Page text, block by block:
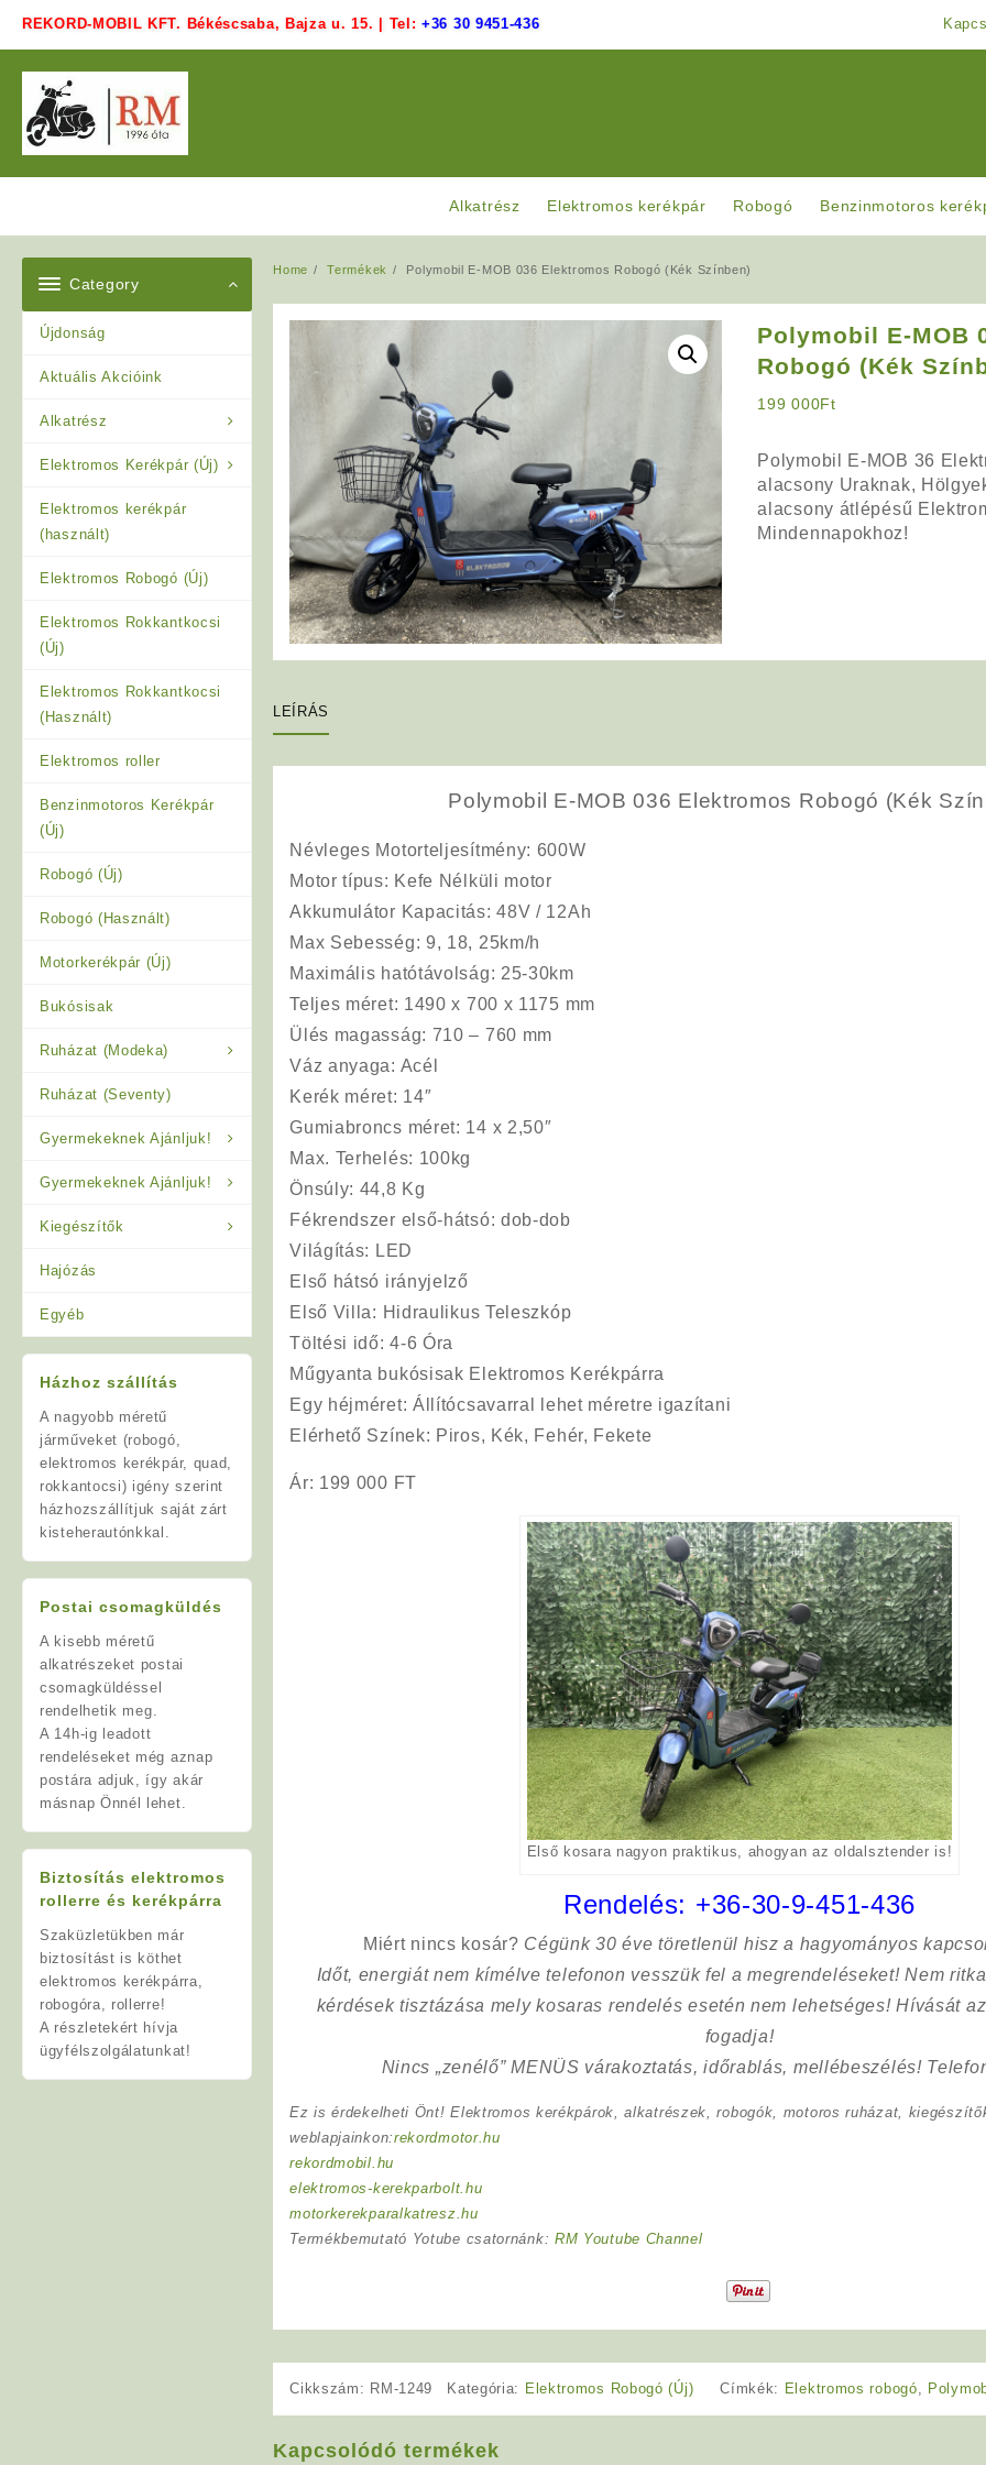
REKORD-MOBIL KFT. Békéscsaba, Bajza u. 15. | Tel:+36 30 9451-436
Alkatrész Elektromos kerékpár Robogó Benzinmotoros
Category
Újdonság
Aktuális Akcióink
Alkatrész
Elektromos Kerékpár (Új)
Elektromos kerékpár
(használt)
Elektromos Robogó (Új)
Elektromos Rokkantkocsi
(Új)
Elektromos Rokkantkocsi
(Használt)
Elektromos roller
Benzinmotoros Kerékpár
(Új)
Robogó (Új)
Robogó (Használt)
Motorkerékpár (Új)
Bukósisak
Ruházat (Modeka)
Ruházat (Seventy)
Gyermekeknek Ajánljuk!
Gyermekeknek Ajánljuk!
Kiegészítők
Hajózás
Egyéb
Házhoz szállítás
A nagyobb méretű
járműveket (robogó,
elektromos kerékpár, quad,
rokkantocsi) igény szerint
házhozszállítjuk saját zárt
kisteherautónkkal.
Postai csomagküldés
A kisebb méretű
alkatrészeket postai
csomagküldéssel
rendelhetik meg.
A 14h-ig leadott
rendeléseket még aznap
postára adjuk, így akár
másnap Önnél lehet.
Biztosítás elektromos
rollerre és kerékpárra
Szaküzletükben már
biztosítást is köthet
elektromos kerékpárra,
robogóra, rollerre!
A részletekért hívja
ügyfélszolgálatunkat!
Home Termékek Polymobil E-MOB 036 Elektromos Robogó (Kék Színben)
Polymobil E-MOB
Robogó (Kék
199 000Ft
Polymobil E-MOB 36
alacsony Uraknak,
alacsony átlépésű
Mindennapokhoz!
LEÍRÁS
Polymobil E-MOB 036 Elektromos Robogó (Kék
Névleges Motorteljesítmény: 600W
Motor típus: Kefe Nélküli motor
Akkumulátor Kapacitás: 48V / 12Ah
Max Sebesség: 9, 18, 25km/h
Maximális hatótávolság: 25-30km
Teljes méret: 1490 x 700 x 1175 mm
Ülés magasság: 710 – 760 mm
Váz anyaga: Acél
Kerék méret: 14″
Gumiabroncs méret: 14 x 2,50″
Max. Terhelés: 100kg
Önsúly: 44,8 Kg
Fékrendszer első-hátsó: dob-dob
Világítás: LED
Első hátsó irányjelző
Első Villa: Hidraulikus Teleszkóp
Töltési idő: 4-6 Óra
Műgyanta bukósisak Elektromos Kerékpárra
Egy héjméret: Állítócsavarral lehet méretre igazítani
Elérhető Színek: Piros, Kék, Fehér, Fekete
Ár: 199 000 FT
Első kosara nagyon praktikus, ahogyan az oldalsztender is!
Rendelés: +36-30-9-451-436
Miért nincs kosár? Cégünk 30 éve töretlenül hisz a hagyományos
Időt, energiát nem kímélvetelefonon vesszük fel a megrendeléseket! Nem
kérdések tisztázása mely kosaras rendelés esetén nem lehetséges! Hívását
fogadja!
Nincs „zenélő” MENÜS várakoztatás, időrablás, mellébeszélés!
Ez is érdekelheti Önt! Elektromos kerékpárok, alkatrészek, robogók, motoros ruházat,
weblapjainkon:rekordmotor.hu
rekordmobil.hu
elektromos-kerekparbolt.hu
motorkerekparalkatresz.hu
Termékbemutató Yotube csatornánk: RM Youtube Channel
Cikkszám: RM-1249 Kategória: Elektromos Robogó (Új) Címkék: Elektromos robogó,
Kapcsolódó termékek